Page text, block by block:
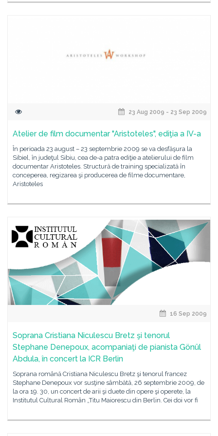
23 Aug 2009 - 23 Sep 2009
Atelier de film documentar "Aristoteles", ediţia a IV-a
În perioada 23 august – 23 septembrie 2009 se va desfăşura la
Sibiel, în judeţul Sibiu, cea de-a patra ediţie a atelierului de film
documentar Aristoteles. Structură de training specializată în
conceperea, regizarea şi producerea de filme documentare,
Aristoteles
16 Sep 2009
Soprana Cristiana Niculescu Bretz şi tenorul
Stephane Denepoux, acompaniaţi de pianista Gönül
Abdula, în concert la ICR Berlin
Soprana română Cristiana Niculescu Bretz şi tenorul francez
Stephane Denepoux vor susţine sâmbătă, 26 septembrie 2009, de
la ora 19. 30, un concert de arii şi duete din opere şi operete, la
Institutul Cultural Român „Titu Maiorescu din Berlin. Cei doi vor fi